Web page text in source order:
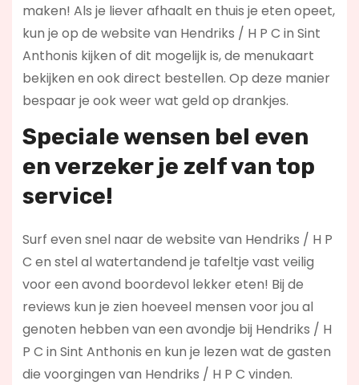
maken! Als je liever afhaalt en thuis je eten opeet,
kun je op de website van Hendriks / H P C in Sint
Anthonis kijken of dit mogelijk is, de menukaart
bekijken en ook direct bestellen. Op deze manier
bespaar je ook weer wat geld op drankjes.
Speciale wensen bel even
en verzeker je zelf van top
service!
Surf even snel naar de website van Hendriks / H P
C en stel al watertandend je tafeltje vast veilig
voor een avond boordevol lekker eten! Bij de
reviews kun je zien hoeveel mensen voor jou al
genoten hebben van een avondje bij Hendriks / H
P C in Sint Anthonis en kun je lezen wat de gasten
die voorgingen van Hendriks / H P C vinden.